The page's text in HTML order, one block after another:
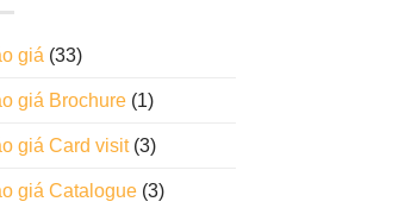
giá (33)
giá Brochure(1)
giá Card visit(3)
giá Catalogue(3)